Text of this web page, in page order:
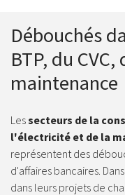
Débouchés
BTP, du
maintenance
Lessecteurs de la
l'électricité et de la
représentent des
d'affaires bancaires.
dans leurs projets de